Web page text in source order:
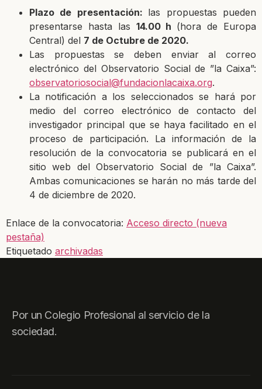
Plazo de presentación: las propuestas pueden
presentarse hasta las 14.00 h (hora de Europa
Central) del 7 de Octubre de 2020.
Las propuestas se deben enviar al correo
electrónico del Observatorio Social de ”la Caixa”:
observatoriosocial@fundacionlacaixa.org.
La notificación a los seleccionados se hará por
medio del correo electrónico de contacto del
investigador principal que se haya facilitado en el
proceso de participación. La información de la
resolución de la convocatoria se publicará en el
sitio web del Observatorio Social de ”la Caixa”.
Ambas comunicaciones se harán no más tarde del
4 de diciembre de 2020.
Enlace de la convocatoria: Acceso directo (nueva
pestaña)
Etiquetado archivadas
Por un Colegio Profesional al servicio de la
sociedad.